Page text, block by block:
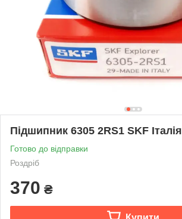
Підшипник 6305 2RS1 SKF Італія
Готово до відправки
Роздріб
370 ₴